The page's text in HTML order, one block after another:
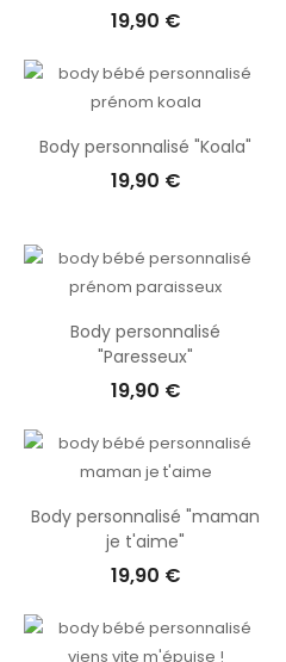
19,90 €
Body personnalisé "Koala"
19,90 €
Body personnalisé
"Paresseux"
19,90 €
Body personnalisé "maman
je t'aime"
19,90 €